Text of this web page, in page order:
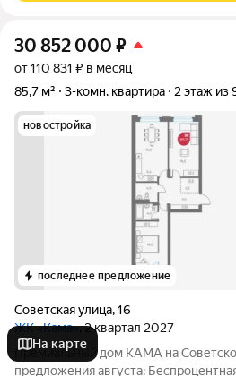
30 852 000 ₽
от 110 831 ₽ в месяц
85,7 м²
3-комн. квартира 2 этаж из
новостройка
последнее предложение
Советская улица,16
ЖК «Кама», 2 квартал 2027
Премиальный дом КАМА на
предложения августа:
На карте